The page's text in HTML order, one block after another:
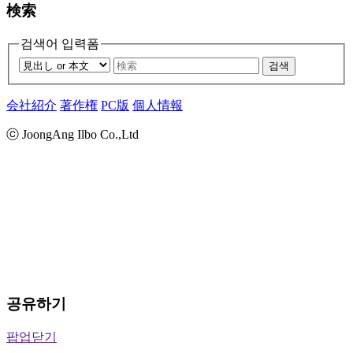
検索
검색어 입력폼
검색
会社紹介 著作権 PC版 個人情報
ⓒ JoongAng Ilbo Co.,Ltd
공유하기
팝업닫기